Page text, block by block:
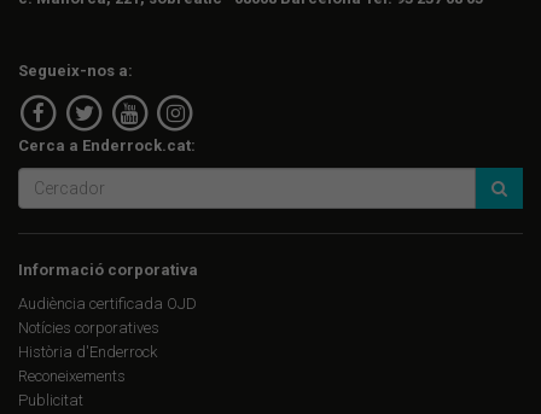
Segueix-nos a:
Cerca a Enderrock.cat:
Informació corporativa
Audiència certificada OJD
Notícies corporatives
Història d'Enderrock
Reconeixements
Publicitat